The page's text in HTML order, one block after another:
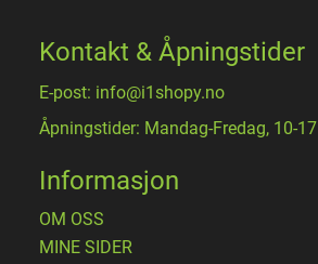
Kontakt & Åpningstider
E-post: info@i1shopy.no
Åpningstider: Mandag-Fredag, 10-17
Informasjon
OM OSS
MINE SIDER